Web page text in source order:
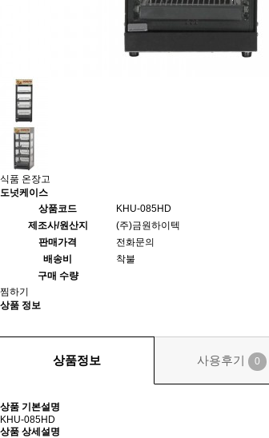
식품 온장고
도넛케이스
상품코드
KHU-085HD
제조사/원산지
(주)금원하이텍
판매가격
전화문의
배송비
착불
구매 수량
찜하기
상품 정보
상품정보 사용후기 0
상품 기본설명
KHU-085HD
상품 상세설명